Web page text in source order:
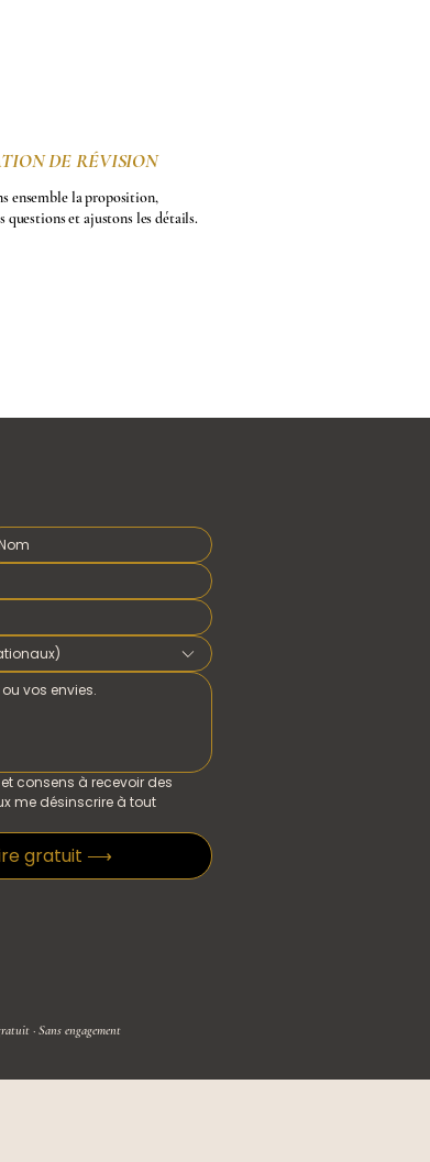
ensemble la proposition,
questions et ajustons les détails.
DE RÉVISION
et consens à recevoir des
me désinscrire à tout
gratuit ⟶
· Sans engagement